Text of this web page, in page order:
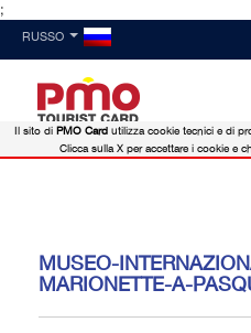
;
RUSSO
MUSEO-
MARIONETTE-A-
Il sito di PMO Card utilizza cookie tecnici e di
Clicca sulla X per accettare i cookie e